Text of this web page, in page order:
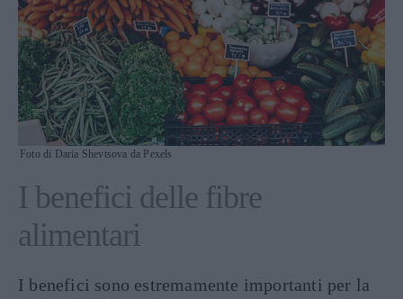
Foto di Daria Shevtsova da Pexels
I benefici delle fibre
alimentari
I benefici sono estremamente importanti per la